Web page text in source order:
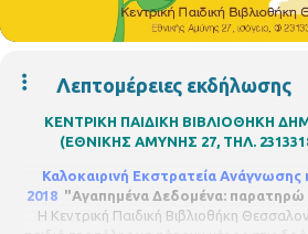
Λεπτομέρειες εκδήλωσης
ΚΕΝΤΡΙΚΗ ΠΑΙΔΙΚΗ ΒΙΒΛΙΟΘΗΚΗ
(ΕΘΝΙΚΗΣ ΑΜΥΝΗΣ 27, ΤΗΛ.
Καλοκαιρινή Εκστρατεία Ανάγνωσης
2018 "Αγαπημένα Δεδομένα:
Η Κεντρική Παιδική Βιβλιοθήκη